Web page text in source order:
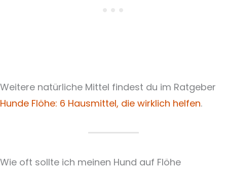
Weitere natürliche Mittel findest du im Ratgeber
Hunde Flöhe: 6 Hausmittel, die wirklich helfen.
Wie oft sollte ich meinen Hund auf Flöhe